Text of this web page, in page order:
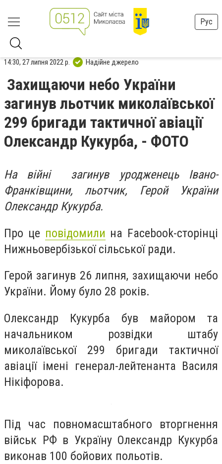
Рус
14:30, 27 липня 2022 р. Надійне джерело
Захищаючи небо України
загинув льотчик миколаївської
299 бригади тактичної авіації
Олександр Кукурба, - ФОТО
На війні загинув уродженець Івано-
Франківщини, льотчик, Герой України
Олександр Кукурба.
Про це повідомили на Facebook-сторінці
Нижньовербізької сільської ради.
Герой загинув 26 липня, захищаючи небо
України. Йому було 28 років.
Олександр Кукурба був майором та
начальником розвідки штабу
миколаївської 299 бригади тактичної
авіації імені генерал-лейтенанта Василя
Нікіфорова.
Під час повномасштабного вторгнення
військ РФ в Україну Олександр Кукурба
виконав 100 бойових польотів.